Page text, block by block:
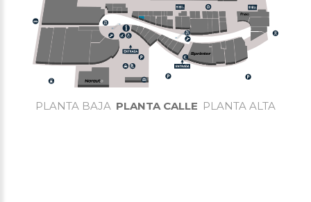
PLANTA BAJA PLANTA CALLE PLANTA ALTA